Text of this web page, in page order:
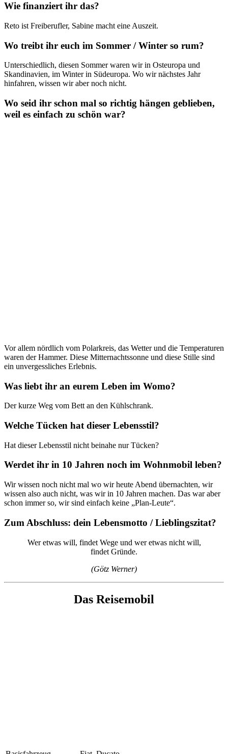
Wie finanziert ihr das?
Reto ist Freiberufler, Sabine macht eine Auszeit.
Wo treibt ihr euch im Sommer / Winter so rum?
Unterschiedlich, diesen Sommer waren wir in Osteuropa und
Skandinavien, im Winter in Südeuropa. Wo wir nächstes Jahr
hinfahren, wissen wir aber noch nicht.
Wo seid ihr schon mal so richtig hängen geblieben,
weil es einfach zu schön war?
Vor allem nördlich vom Polarkreis, das Wetter und die Temperaturen
waren der Hammer. Diese Mitternachtssonne und diese Stille sind
ein unvergessliches Erlebnis.
Was liebt ihr an eurem Leben im Womo?
Der kurze Weg vom Bett an den Kühlschrank.
Welche Tücken hat dieser Lebensstil?
Hat dieser Lebensstil nicht beinahe nur Tücken?
Werdet ihr in 10 Jahren noch im Wohnmobil leben?
Wir wissen noch nicht mal wo wir heute Abend übernachten, wir
wissen also auch nicht, was wir in 10 Jahren machen. Das war aber
schon immer so, wir sind einfach keine „Plan-Leute“.
Zum Abschluss: dein Lebensmotto / Lieblingszitat?
Wer etwas will, findet Wege und wer etwas nicht will,
findet Gründe.
(Götz Werner)
Das Reisemobil